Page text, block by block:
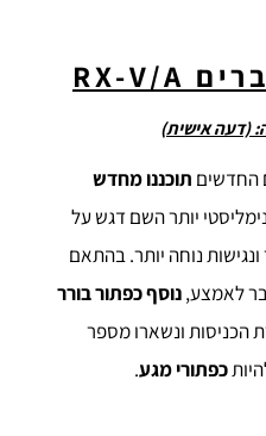
RX-V/A
(דעה אישית)
תוכננו מחדש
יותר השם דגש על
ונגישות נוחה יותר. בהתאם
לאמצע,נוסף כפתור בורר
הכניסות ונשארו מספר
כפתורי מגע.